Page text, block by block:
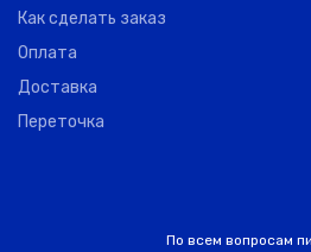
Как сделать заказ
Оплата
Доставка
Переточка
По всем вопросам